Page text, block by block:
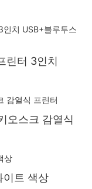
린터 3인치
오스크 감열식
이트 색상